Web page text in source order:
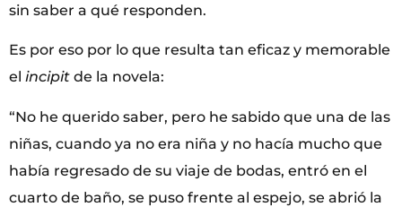
sin saber a qué responden.
Es por eso por lo que resulta tan eficaz y memorable
el incipit de la novela:
“No he querido saber, pero he sabido que una de las
niñas, cuando ya no era niña y no hacía mucho que
había regresado de su viaje de bodas, entró en el
cuarto de baño, se puso frente al espejo, se abrió la